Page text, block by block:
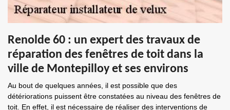
Renolde 60 : un expert des travaux de
réparation des fenêtres de toit dans la
ville de Montepilloy et ses environs
Au bout de quelques années, il est possible que des
détériorations puissent être constatées au niveau des fenêtres de
toit. En effet, il est nécessaire de réaliser des interventions de